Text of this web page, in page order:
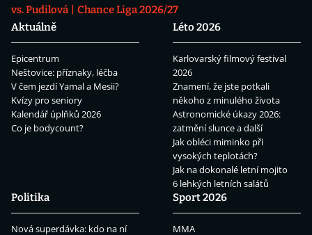
vs. Pudilová
Chance Liga 2026/27
Aktuálně
Epicentrum
Neštovice: příznaky, léčba
V čem jezdí Yamal a Mesii?
Kvízy pro seniory
Kalendář úplňků 2026
Co je bodycount?
Léto 2026
Karlovarský filmový festival
2026
Znamení, že jste potkali
někoho z minulého života
Astronomické úkazy 2026:
zatmění slunce a další
Jak obléci miminko při
vysokých teplotách?
Jak na dokonalé letní mojito
6 lehkých letních salátů
Politika
Nová superdávka: kdo na ní
Sport 2026
MMA